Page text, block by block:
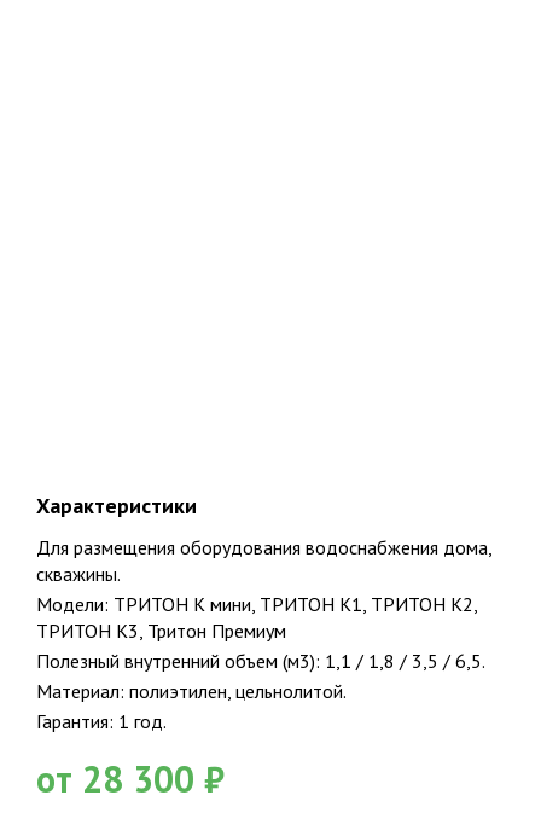
Официальный представитель крупнейших и проверенных
производителей
Характеристики
Для размещения оборудования водоснабжения дома,
скважины.
Модели: ТРИТОН К мини, ТРИТОН К1, ТРИТОН К2,
ТРИТОН К3, Тритон Премиум
Полезный внутренний объем (м3): 1,1 / 1,8 / 3,5 / 6,5.
Материал: полиэтилен, цельнолитой.
Гарантия: 1 год.
от 28 300 ₽